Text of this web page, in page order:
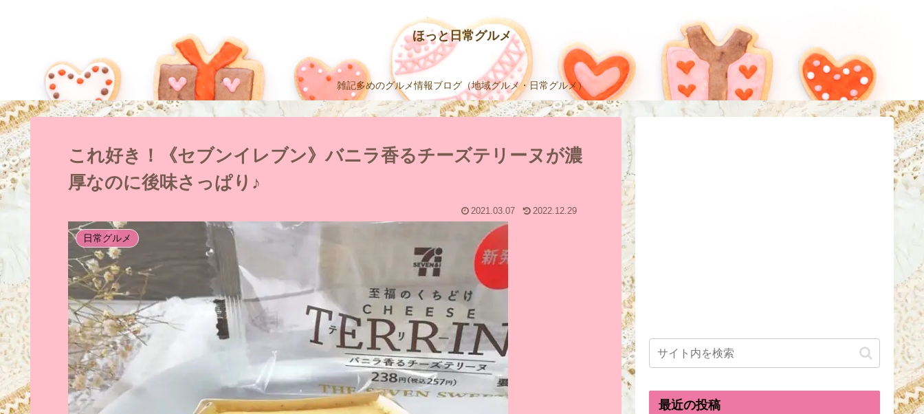
ほっと日常グルメ
雑記多めのグルメ情報ブログ（地域グルメ・日常グルメ）
これ好き！《セブンイレブン》バニラ香るチーズテリーヌが濃
厚なのに後味さっぱり♪
2021.03.07 2022.12.29
日常グルメ
最近の投稿